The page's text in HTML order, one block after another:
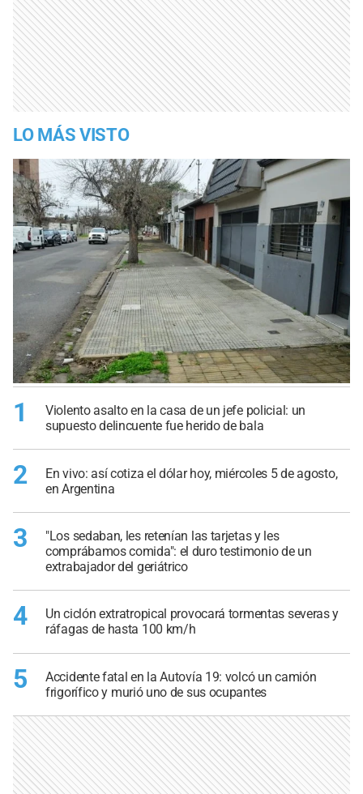
LO MÁS VISTO
1
Violento asalto en la casa de un jefe policial: un
supuesto delincuente fue herido de bala
2
En vivo: así cotiza el dólar hoy, miércoles 5 de agosto,
en Argentina
3
"Los sedaban, les retenían las tarjetas y les
comprábamos comida": el duro testimonio de un
extrabajador del geriátrico
4
Un ciclón extratropical provocará tormentas severas y
ráfagas de hasta 100 km/h
5
Accidente fatal en la Autovía 19: volcó un camión
frigorífico y murió uno de sus ocupantes